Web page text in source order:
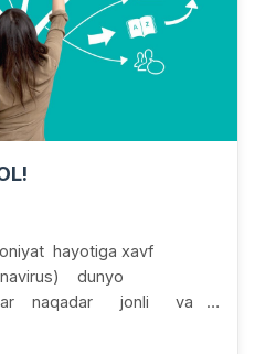
hayotiga xavf
dunyo
naqadar jonli va